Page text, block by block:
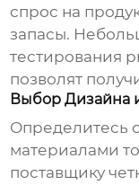
спрос на
запасы.
тестирования
позволят
Выбор Дизайна
Определитесь
материалами
поставщику